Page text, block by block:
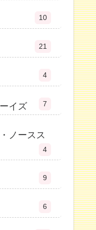
10
21
4
イズ 7
ノースス
4
9
6